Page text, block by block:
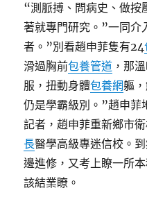
“測脈搏、問病史、做按
著就專門研究。”一同介
者。”別看趙申菲隻有24
滑過胸前包養管道 ，那
服，扭動身體包養網軀
仍是學霸級別。”趙申菲
記者，趙申菲重新鄉市
長醫學高級專迷信校。
邊進修，又考上瞭一所
該結業瞭。